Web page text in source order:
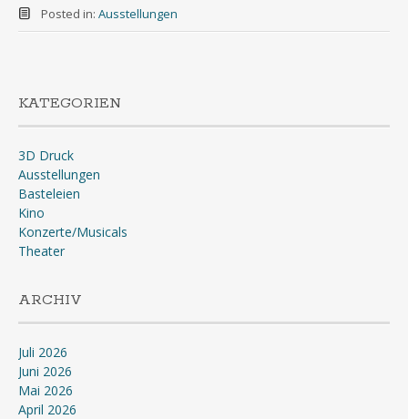
Posted in: Ausstellungen
KATEGORIEN
3D Druck
Ausstellungen
Basteleien
Kino
Konzerte/Musicals
Theater
ARCHIV
Juli 2026
Juni 2026
Mai 2026
April 2026